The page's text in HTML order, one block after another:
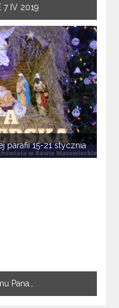
7 IV 2019
parafii 15-21 stycznia
Pana…